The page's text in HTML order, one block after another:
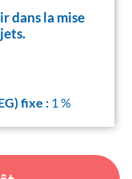
dans la mise
fixe :1 %